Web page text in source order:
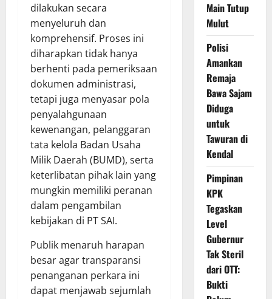
dilakukan secara
menyeluruh dan
komprehensif. Proses ini
diharapkan tidak hanya
berhenti pada pemeriksaan
dokumen administrasi,
tetapi juga menyasar pola
penyalahgunaan
kewenangan, pelanggaran
tata kelola Badan Usaha
Milik Daerah (BUMD), serta
keterlibatan pihak lain yang
mungkin memiliki peranan
dalam pengambilan
kebijakan di PT SAI.
Publik menaruh harapan
besar agar transparansi
penanganan perkara ini
dapat menjawab sejumlah
Main Tutup
Mulut
Polisi
Amankan
Remaja
Bawa Sajam
Diduga
untuk
Tawuran di
Kendal
Pimpinan
KPK
Tegaskan
Level
Gubernur
Tak Steril
dari OTT:
Bukti